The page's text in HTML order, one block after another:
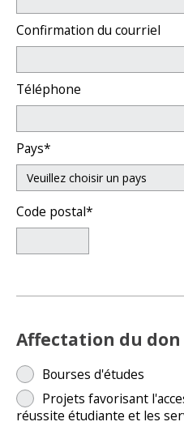
Confirmation du courriel
Téléphone
Pays*
Code postal*
Affectation du don
Bourses d'études
Projets favorisant
réussite étudiante et les